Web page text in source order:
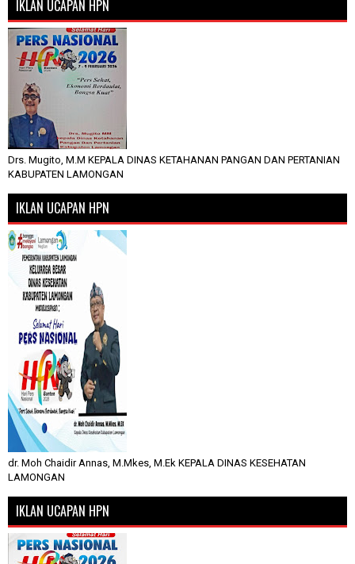
IKLAN UCAPAN HPN
Drs. Mugito, M.M KEPALA DINAS KETAHANAN PANGAN DAN PERTANIAN
KABUPATEN LAMONGAN
IKLAN UCAPAN HPN
dr. Moh Chaidir Annas, M.Mkes, M.Ek KEPALA DINAS KESEHATAN
LAMONGAN
IKLAN UCAPAN HPN